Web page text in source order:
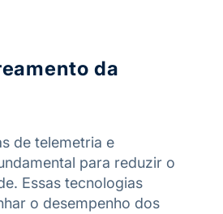
da
de telemetria e
para reduzir o
Essas tecnologias
o desempenho dos